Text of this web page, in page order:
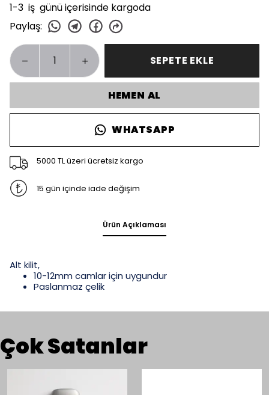
1-3 iş günü içerisinde kargoda
Paylaş:
SEPETE EKLE
HEMEN AL
WHATSAPP
5000 TL üzeri ücretsiz kargo
15 gün içinde iade değişim
Ürün Açıklaması
Alt kilit,
10-12mm camlar için uygundur
Paslanmaz çelik
Çok Satanlar